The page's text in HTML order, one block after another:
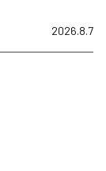
2026.8.7